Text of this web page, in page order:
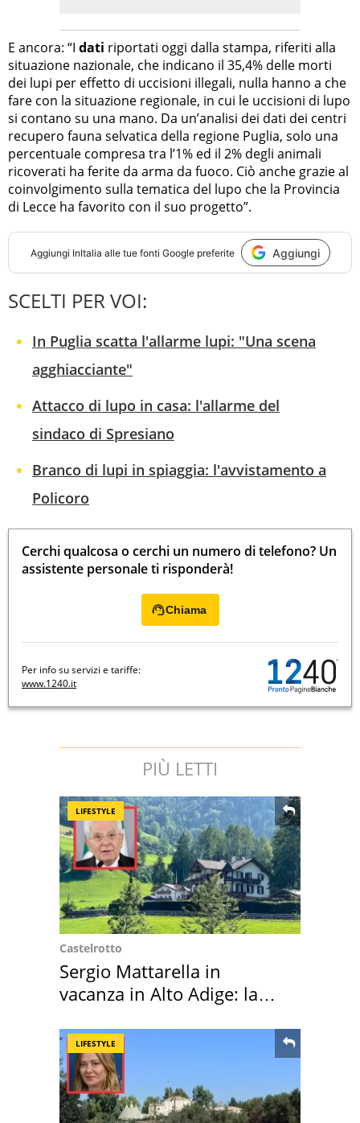
E ancora: “I dati riportati oggi dalla stampa, riferiti alla
situazione nazionale, che indicano il 35,4% delle morti
dei lupi per effetto di uccisioni illegali, nulla hanno a che
fare con la situazione regionale, in cui le uccisioni di lupo
si contano su una mano. Da un’analisi dei dati dei centri
recupero fauna selvatica della regione Puglia, solo una
percentuale compresa tra l’1% ed il 2% degli animali
ricoverati ha ferite da arma da fuoco. Ciò anche grazie al
coinvolgimento sulla tematica del lupo che la Provincia
di Lecce ha favorito con il suo progetto”.
Aggiungi InItalia alle tue fonti Google preferite Aggiungi
SCELTI PER VOI:
In Puglia scatta l'allarme lupi: "Una scena
agghiacciante"
Attacco di lupo in casa: l'allarme del
sindaco di Spresiano
Branco di lupi in spiaggia: l'avvistamento a
Policoro
Cerchi qualcosa o cerchi un numero di telefono? Un
assistente personale ti risponderà!
Chiama
Per info su servizi e tariffe:
www.1240.it
PIÙ LETTI
LIFESTYLE
Castelrotto
Sergio Mattarella in
vacanza in Alto Adige: la
LIFESTYLE